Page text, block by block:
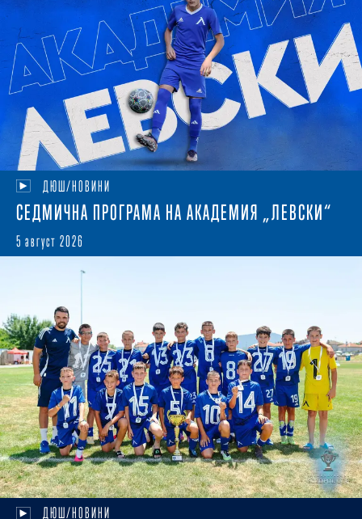
ДЮШ/НОВИНИ
СЕДМИЧНА ПРОГРАМА НА АКАДЕМИЯ „ЛЕВСКИ“
5 август 2026
ДЮШ/НОВИНИ